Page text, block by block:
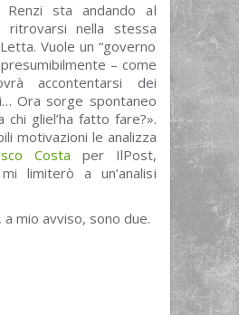
Renzi sta andando al
ritrovarsi nella stessa
Vuole un “governo
– come
accontentarsi dei
Ora sorge spontaneo
chi gliel’ha fatto fare?».
motivazioni le analizza
Costa per IlPost,
limiterò a un’analisi
mio avviso, sono due.